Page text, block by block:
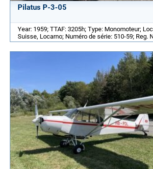
Pilatus P-3-05
Year: 1959; TTAF: 3205h; Type: Monomoteur;
Suisse, Locarno; Numéro de série: 510-59; Reg.